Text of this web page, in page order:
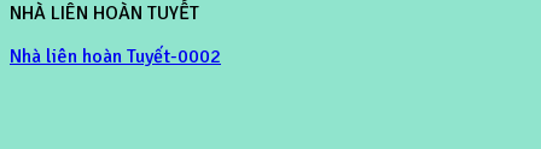
NHÀ LIÊN HOÀN TUYẾT
Nhà liên hoàn Tuyết-0002